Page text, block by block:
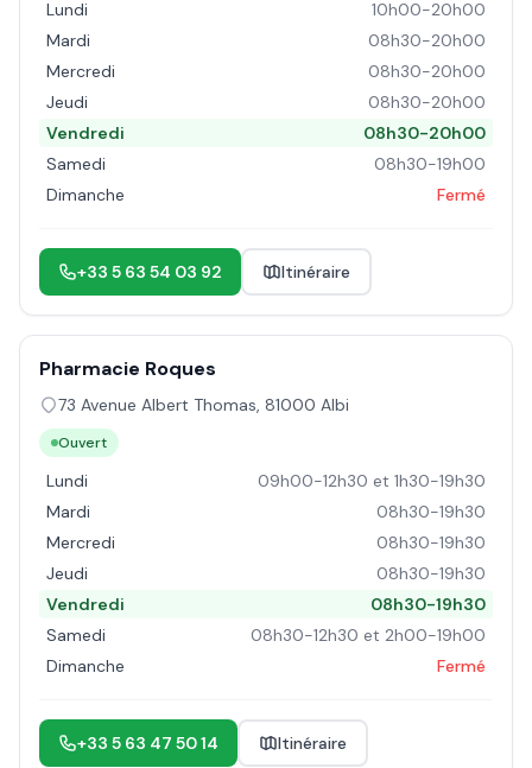
Lundi
10h00-20h00
Mardi
08h30-20h00
Mercredi
08h30-20h00
Jeudi
08h30-20h00
Vendredi
08h30-20h00
Samedi
08h30-19h00
Dimanche
Fermé
+33 5 63 54 03 92 Itinéraire
Pharmacie Roques
73 Avenue Albert Thomas, 81000 Albi
Ouvert
Lundi
09h00-12h30 et 1h30-19h30
Mardi
08h30-19h30
Mercredi
08h30-19h30
Jeudi
08h30-19h30
Vendredi
08h30-19h30
Samedi
08h30-12h30 et 2h00-19h00
Dimanche
Fermé
+33 5 63 47 50 14 Itinéraire